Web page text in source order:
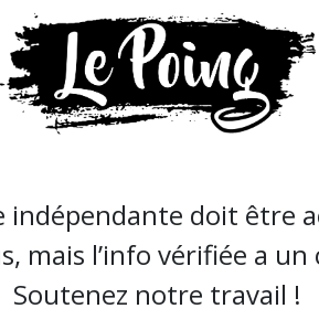
AGORA SUIVANT :
indépendante doit être
mais l’info vérifiée a un
Soutenez notre travail !